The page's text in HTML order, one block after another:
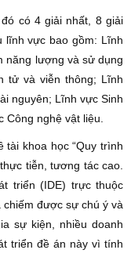
có 4 giải nhất, 8 giải
lĩnh vực bao gồm: Lĩnh
năng lượng và sử dụng
tử và viễn thông; Lĩnh
nguyên; Lĩnh vực Sinh
nghệ vật liệu.
khoa học “Quy trình
tiễn, tương tác cao.
triển (IDE) trực thuộc
chiếm được sự chú ý và
sự kiện, nhiều doanh
triển đề án này vì tính